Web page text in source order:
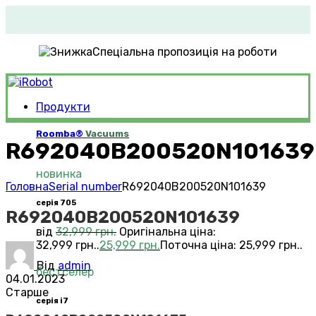
Спеціальна пропозиція на роботи
Продукти
Roomba® Vacuums
новинка
серія 705
від 32,999грн. Оригінальна ціна:
32,999 грн..25,999 грн.Поточна ціна: 25,999 грн..
бестселер
серія i7
R692040B200520N101639
ГоловнаSerial numberR692040B200520N101639
R692040B200520N101639
Від admin
04.01.2023
Старше